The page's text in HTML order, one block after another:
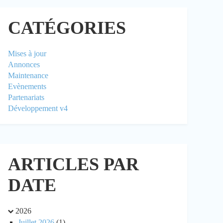
CATÉGORIES
Mises à jour
Annonces
Maintenance
Evènements
Partenariats
Développement v4
ARTICLES PAR
DATE
2026